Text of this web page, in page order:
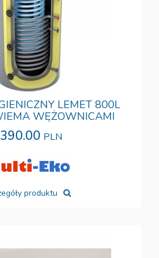
LEMET 800L
WĘŻOWNICAMI
PLN
produktu